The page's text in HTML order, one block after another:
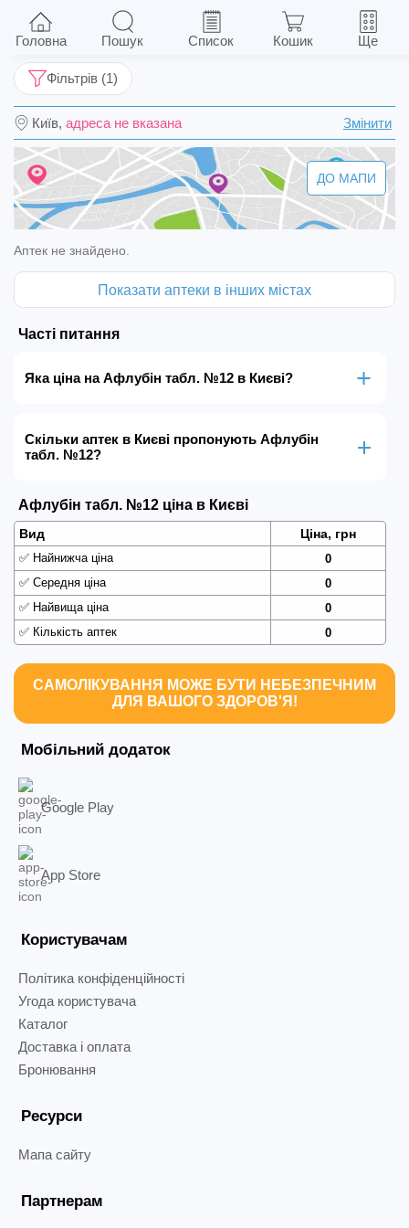
Афлубін табл. №12
Київ, адреса не вказана Змінити
Фільтрів (1)
ДО МАПИ
Аптек не знайдено.
Показати аптеки в інших містах
Часті питання
Яка ціна на Афлубін табл. №12 в Києві?
Скільки аптек в Києві пропонують Афлубін
табл. №12?
Афлубін табл. №12 ціна в Києві
Вид Ціна, грн
✅ Найнижча ціна
0
✅ Середня ціна
0
✅ Найвища ціна
0
✅ Кількість аптек 0
САМОЛІКУВАННЯ МОЖЕ БУТИ НЕБЕЗПЕЧНИМ
ДЛЯ ВАШОГО ЗДОРОВ'Я!
Мобільний додаток
Google Play
App Store
Користувачам
Політика конфіденційності
Угода користувача
Каталог
Доставка і оплата
Бронювання
Ресурси
Мапа сайту
Партнерам
Головна Пошук Список Кошик Ще